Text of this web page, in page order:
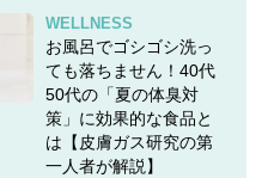
WELLNESS
お風呂でゴシゴシ洗っ
ても落ちません！40代
50代の「夏の体臭対
策」に効果的な食品と
は【皮膚ガス研究の第
一人者が解説】